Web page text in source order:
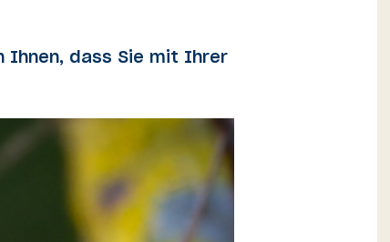
Ihnen, dass Sie mit Ihrer